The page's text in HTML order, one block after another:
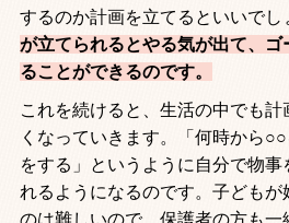
するのか計画を立てるといいでし
が立てられるとやる気が出て、
ることができるのです。
これを続けると、生活の中でも計
くなっていきます。「何時から
をする」というように自分で物事
れるようになるのです。子どもが
のは難しいので、保護者の方も一